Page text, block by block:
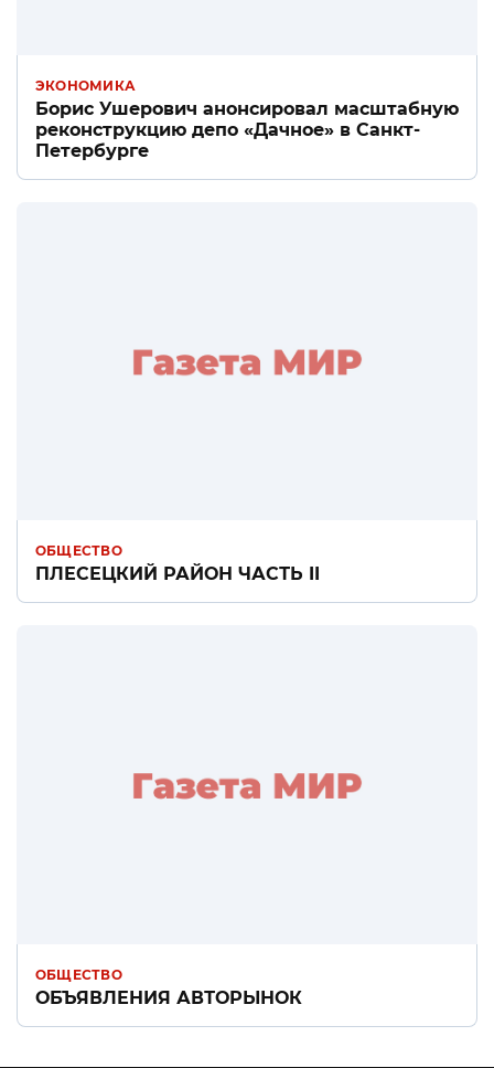
ЭКОНОМИКА
Борис Ушерович анонсировал масштабную
реконструкцию депо «Дачное» в Санкт-
Петербурге
ОБЩЕСТВО
ПЛЕСЕЦКИЙ РАЙОН ЧАСТЬ II
ОБЩЕСТВО
ОБЪЯВЛЕНИЯ АВТОРЫНОК